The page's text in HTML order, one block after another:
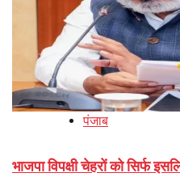
पंजाब
भाजपा विपक्षी चेहरों को सिर्फ